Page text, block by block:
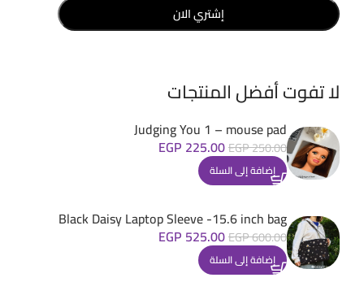
إشتري الان
لا تفوت أفضل المنتجات
Judging You 1 – mouse pad
EGP250.00
EGP 225.00
إضافة إلى السلة
Black Daisy Laptop Sleeve -15.6 inch bag
EGP600.00
EGP 525.00
إضافة إلى السلة